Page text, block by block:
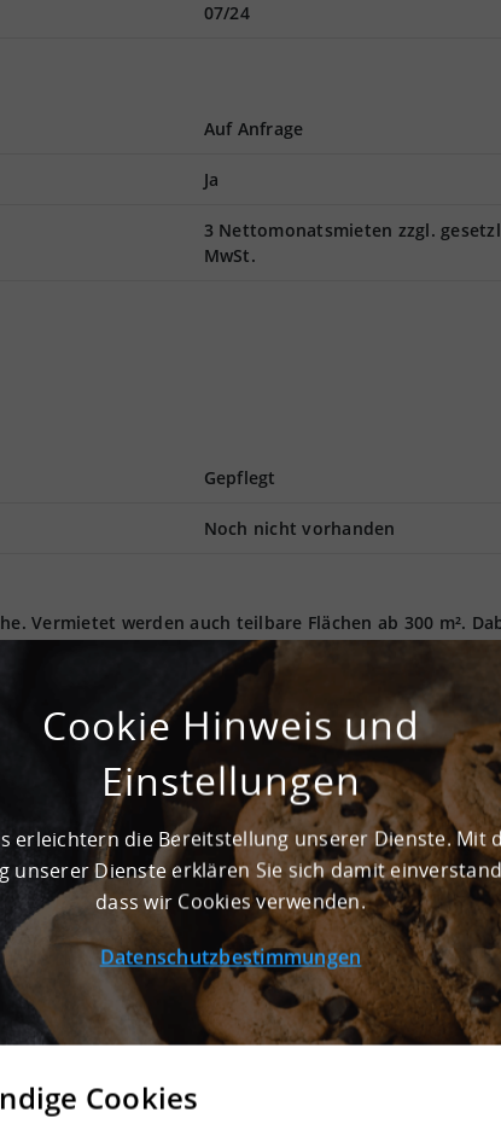
07/24
Auf Anfrage
Ja
3 Nettomonatsmieten zzgl.
MwSt.
Gepflegt
Noch nicht vorhanden
Vermietet werden auch teilbare Flächen ab 300 m².
für Ihre Lagerbestände. Ein modernes
Diese flexibel nutzbaren Lagerflächen stehen in
Sie die Immobilie mieten. Die nächste Autobahn A 30 ist
ist 22,5 km entfernt. Unsere regionalen Teams
bei Interesse.
m²
bei 15.000 kg
Cookie Hinweis und
Einstellungen
erleichtern die Bereitstellung unserer Dienste. Mit
unserer Dienste erklären Sie sich damit
dass wir Cookies verwenden.
Datenschutzbestimmungen
Cookies